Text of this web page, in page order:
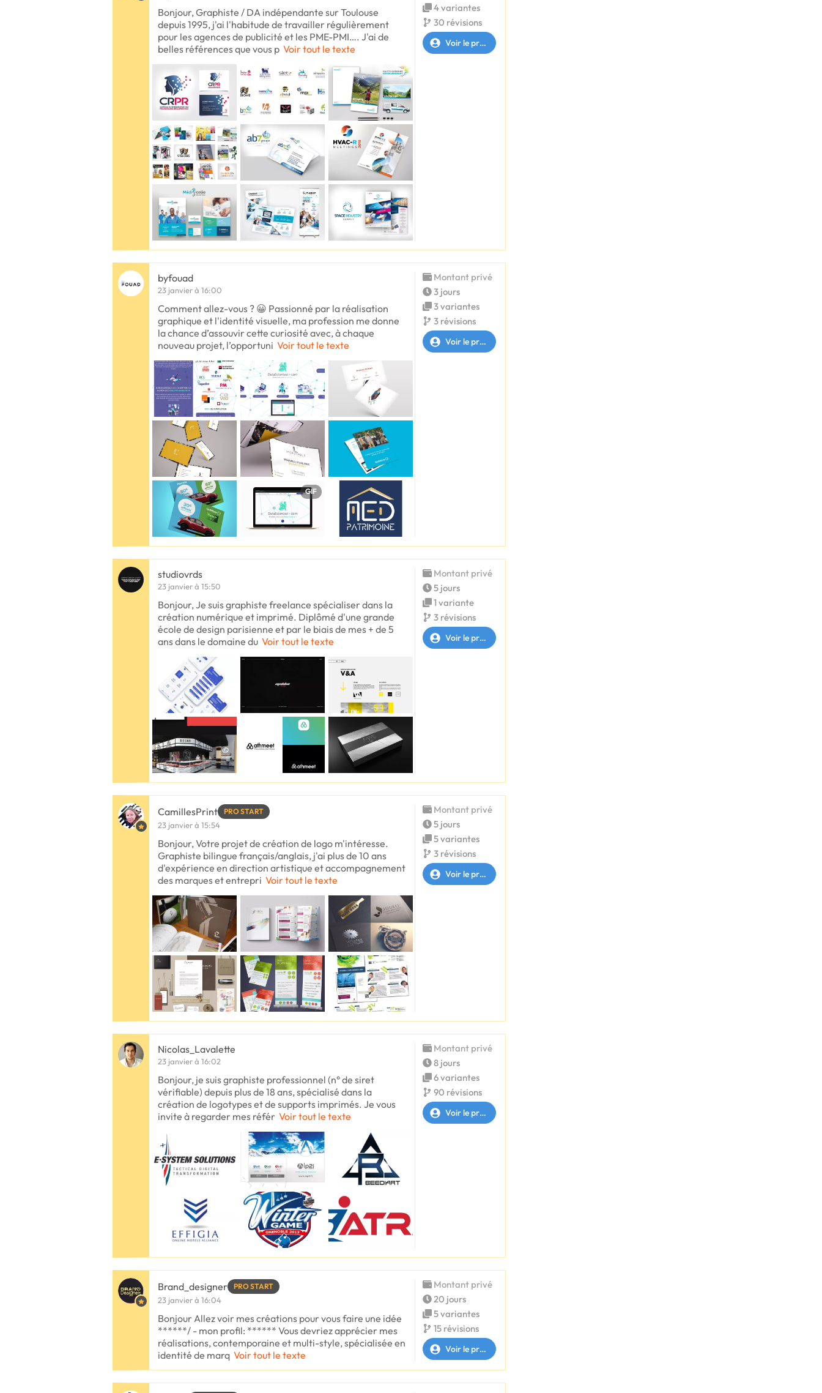
Bonjour, Graphiste / DA indépendante sur Toulouse
depuis 1995, j'ai l'habitude de travailler régulièrement
pour les agences de publicité et les PME-PMI…. J'ai de
belles références que vous p Voir tout le texte
4 variantes
30 révisions
Voir le profil
byfouad
23 janvier à 16:00
Comment allez-vous ? 😀 Passionné par la réalisation
graphique et l'identité visuelle, ma profession me donne
la chance d’assouvir cette curiosité avec, à chaque
nouveau projet, l’opportuni Voir tout le texte
GIF
Montant privé
3 jours
3 variantes
3 révisions
Voir le profil
studiovrds
23 janvier à 15:50
Bonjour, Je suis graphiste freelance spécialiser dans la
création numérique et imprimé. Diplômé d'une grande
école de design parisienne et par le biais de mes + de 5
ans dans le domaine du Voir tout le texte
Montant privé
5 jours
1 variante
3 révisions
Voir le profil
CamillesPrint PRO START
23 janvier à 15:54
Bonjour, Votre projet de création de logo m'intéresse.
Graphiste bilingue français/anglais, j'ai plus de 10 ans
d'expérience en direction artistique et accompagnement
des marques et entrepri Voir tout le texte
Montant privé
5 jours
5 variantes
3 révisions
Voir le profil
Nicolas_Lavalette
23 janvier à 16:02
Bonjour, je suis graphiste professionnel (n° de siret
vérifiable) depuis plus de 18 ans, spécialisé dans la
création de logotypes et de supports imprimés. Je vous
invite à regarder mes référ Voir tout le texte
Montant privé
8 jours
6 variantes
90 révisions
Voir le profil
Brand_designer PRO START
23 janvier à 16:04
Bonjour Allez voir mes créations pour vous faire une idée
******/ - mon profil: ****** Vous devriez apprécier mes
réalisations, contemporaine et multi-style, spécialisée en
identité de marq Voir tout le texte
Montant privé
20 jours
5 variantes
15 révisions
Voir le profil